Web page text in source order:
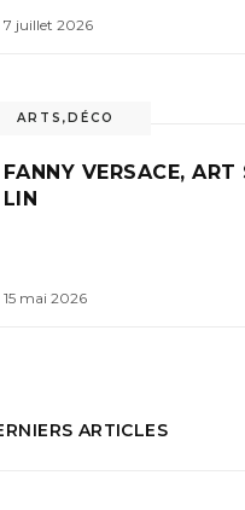
7 juillet 2026
ARTS , DÉCO
FANNY VERSACE, ART
LIN
15 mai 2026
ARTICLES